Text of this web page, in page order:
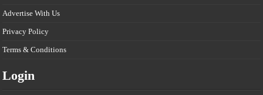
Advertise With Us
Privacy Policy
Terms & Conditions
Login